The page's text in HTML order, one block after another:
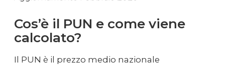
Cos’è il PUN e come viene
calcolato?
Il PUN è il prezzo medio nazionale